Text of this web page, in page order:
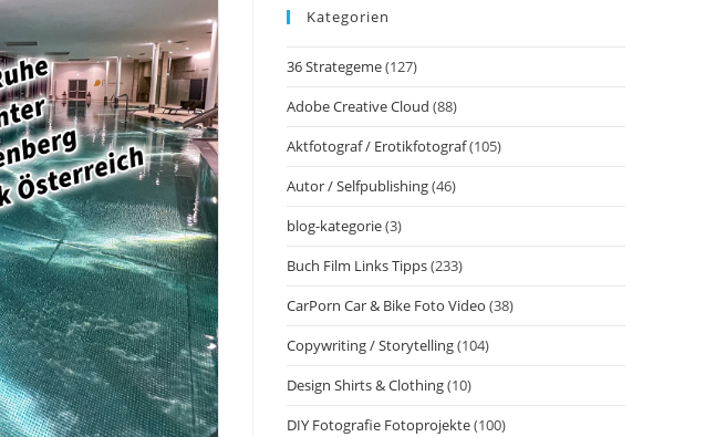
Kategorien
36 Strategeme(127)
Adobe Creative Cloud (88)
Aktfotograf / Erotikfotograf(105)
Autor / Selfpublishing(46)
blog-kategorie(3)
Buch Film Links Tipps(233)
CarPorn Car & Bike Foto Video (38)
Copywriting / Storytelling(104)
Design Shirts & Clothing(10)
DIY Fotografie Fotoprojekte(100)